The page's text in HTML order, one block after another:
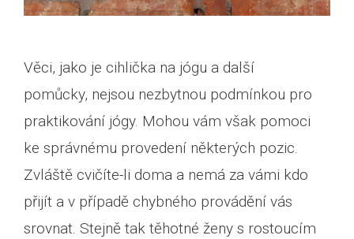
Věci, jako je cihlička na jógu a další
pomůcky, nejsou nezbytnou podmínkou pro
praktikování jógy. Mohou vám však pomoci
ke správnému provedení některých pozic.
Zvláště cvičíte-li doma a nemá za vámi kdo
přijít a v případě chybného provádění vás
srovnat. Stejně tak těhotné ženy s rostoucím